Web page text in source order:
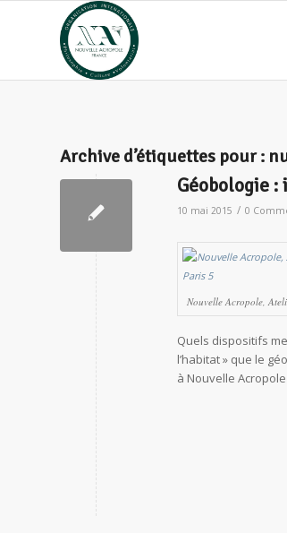
Archive d’étiquettes pour :
Géobologie
10 mai 2015 / 0
Nouvelle Acropole,
Quels dispositifs
l’habitat » que le
à Nouvelle